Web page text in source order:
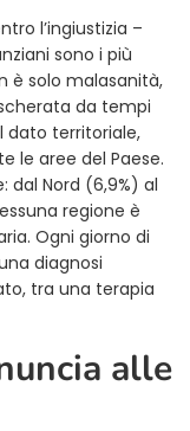
l’ingiustizia –
sono i più
è solo malasanità,
da tempi
dato territoriale,
le aree del Paese.
dal Nord (6,9%) al
regione è
Ogni giorno di
diagnosi
tra una terapia
alle